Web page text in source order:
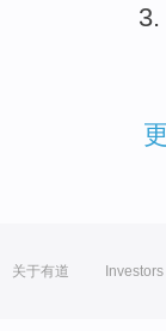
关于有道 Investors